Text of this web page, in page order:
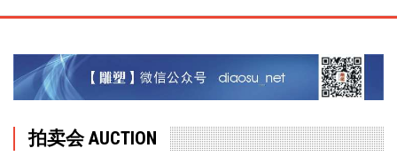
拍卖会 AUCTION